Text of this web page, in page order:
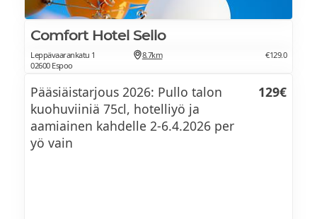
Klikkaa tästä ja tutustu menuun >>
Comfort Hotel Sello
Leppävaarankatu 1
02600 Espoo
8.7km €129.0
Pääsiäistarjous 2026: Pullo talon
kuohuviiniä 75cl, hotelliyö ja
aamiainen kahdelle 2-6.4.2026 per
yö vain
129€